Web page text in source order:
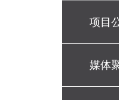
项目
媒体